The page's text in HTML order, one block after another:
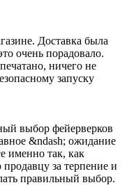
Доставка была
очень порадовало.
ничего не
запуску
выбор фейерверков
&ndash; ожидание
именно так, как
за терпение и
правильный выбор.